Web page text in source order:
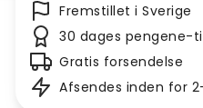
Fremstillet i Sverige
30 dages pengene-
Gratis forsendelse
Afsendes inden for